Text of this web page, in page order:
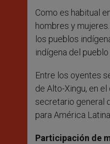
Como es habitual
hombres y
los pueblos
indígena del
Entre los oyentes
de Alto-Xingu, en
secretario general
para América Latina
Participación de